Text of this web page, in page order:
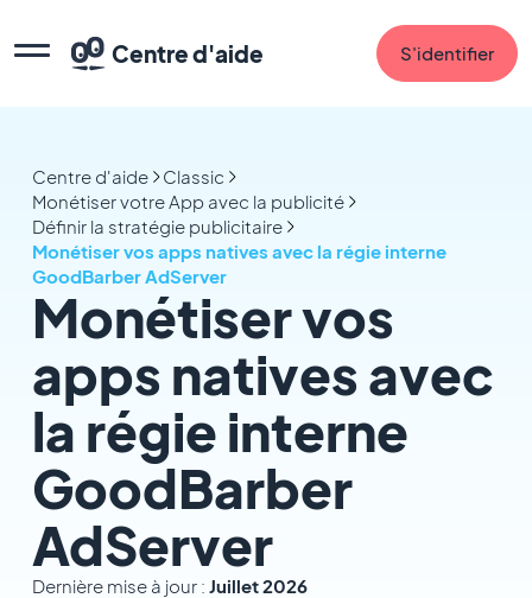
Centre d'aide S'identifier
Centre d'aide
Classic
Monétiser votre App avec la publicité
Définir la stratégie publicitaire
Monétiser vos apps natives avec la régie interne
GoodBarber AdServer
Monétiser vos
apps natives avec
la régie interne
GoodBarber
AdServer
Dernière mise à jour : Juillet 2026